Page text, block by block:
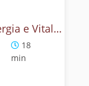
Chakra 3: Energia e Vitalità dal Plesso Solare
18
min